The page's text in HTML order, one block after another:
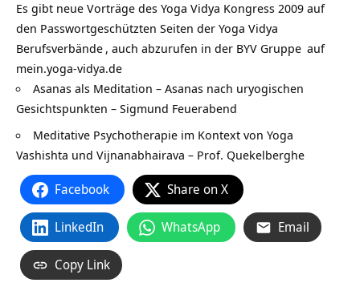
Es gibt neue Vorträge des Yoga Vidya Kongress 2009 auf
den Passwortgeschützten Seiten der Yoga Vidya
Berufsverbände , auch abzurufen in der BYV Gruppe auf
mein.yoga-vidya.de
Asanas als Meditation – Asanas nach uryogischen
Gesichtspunkten – Sigmund Feuerabend
Meditative Psychotherapie im Kontext von Yoga
Vashishta und Vijnanabhairava – Prof. Quekelberghe
Facebook Share on X
LinkedIn WhatsApp Email
Copy Link